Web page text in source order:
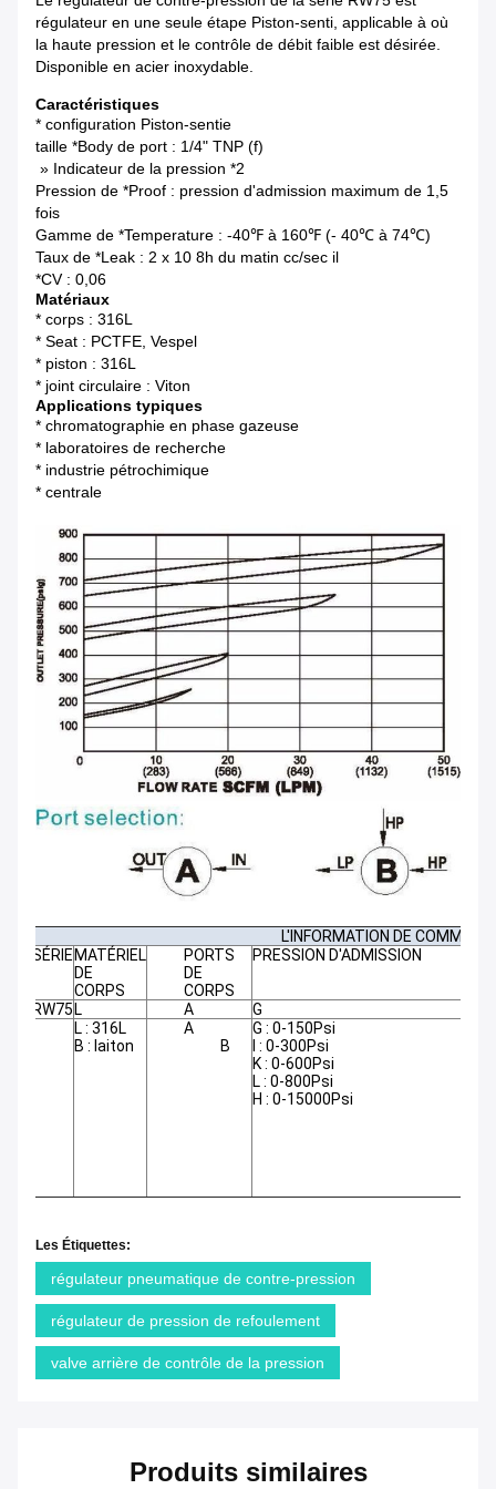
régulateur en une seule étape Piston-senti, applicable à où
la haute pression et le contrôle de débit faible est désirée.
Disponible en acier inoxydable.
Caractéristiques
* configuration Piston-sentie
taille *Body de port : 1/4" TNP (f)
» Indicateur de la pression *2
Pression de *Proof : pression d'admission maximum de 1,5
fois
Gamme de *Temperature : -40℉ à 160℉ (- 40℃ à 74℃)
Taux de *Leak : 2 x 10 8h du matin cc/sec il
*CV : 0,06
Matériaux
* corps : 316L
* Seat : PCTFE, Vespel
* piston : 316L
* joint circulaire : Viton
Applications typiques
* chromatographie en phase gazeuse
* laboratoires de recherche
* industrie pétrochimique
* centrale
L'INFORMATION DE
SÉRIE MATÉRIEL
DE
CORPS
PORTS
DE
CORPS
PRESSION D'ADMISSION
RW75 L A G
L : 316L
B : laiton
A
B
G : 0-150Psi
I : 0-300Psi
K : 0-600Psi
L : 0-800Psi
H : 0-15000Psi
Les Étiquettes:
régulateur pneumatique de contre-pression
régulateur de pression de refoulement
valve arrière de contrôle de la pression
Produits similaires